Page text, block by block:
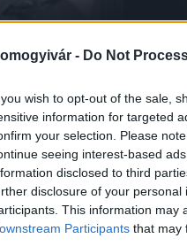
- Do Not
wish to opt-out of the sale,
information for targeted
your selection. Please
seeing interest-based
disclosed to third
disclosure of your personal
This information may
Participants that may
Kaposváron